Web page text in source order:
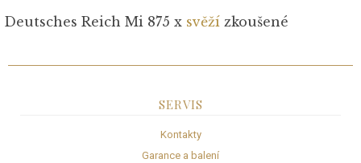
Deutsches Reich Mi 875 x svěží zkoušené
SERVIS
Kontakty
Garance a balení